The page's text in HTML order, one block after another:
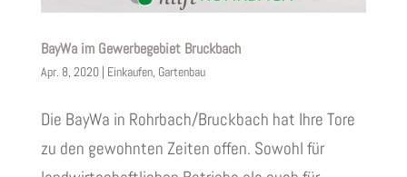
BayWa im Gewerbegebiet Bruckbach
Apr. 8, 2020| Einkaufen, Gartenbau
Die BayWa in Rohrbach/Bruckbach hat Ihre Tore
zu den gewohnten Zeiten offen. Sowohl für